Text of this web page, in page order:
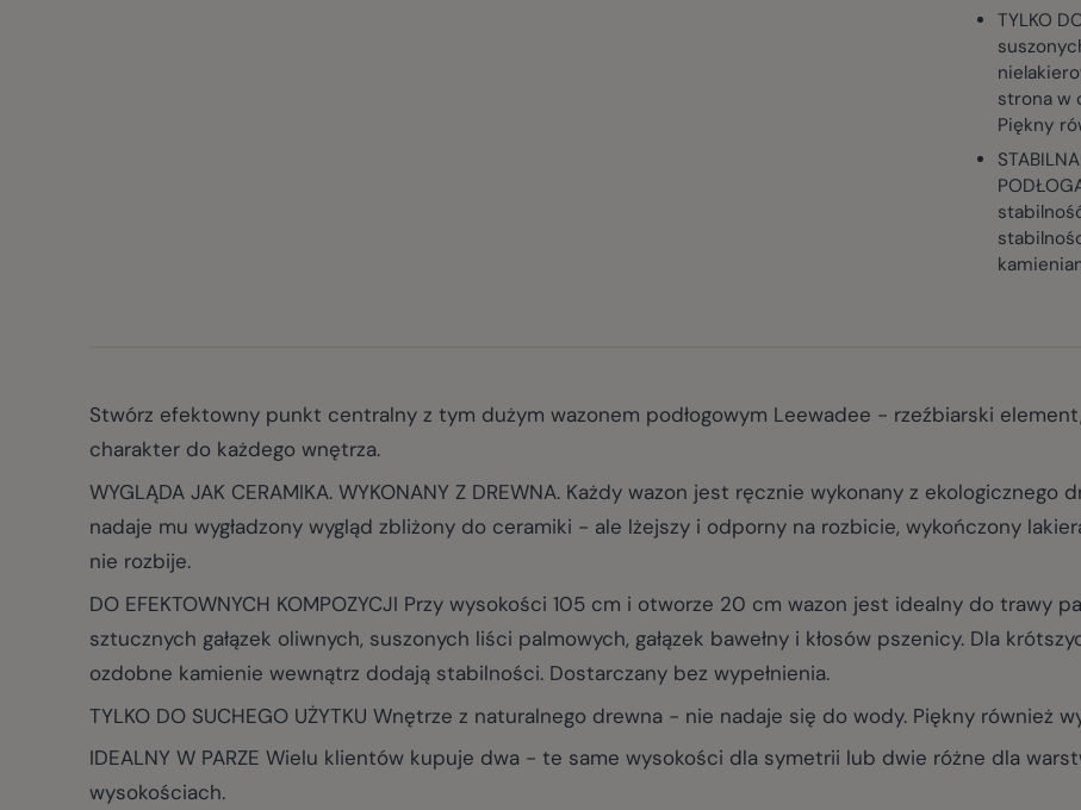
TYLKO
strona w
Piękny
Stwórz efektowny punkt centralny z tym dużym wazonem podłogowym Leewadee - rzeźbiarski
charakter do każdego wnętrza.
WYGLĄDA JAK CERAMIKA. WYKONANY Z DREWNA. Każdy wazon jest ręcznie wykonany z
nadaje mu wygładzony wygląd zbliżony do ceramiki - ale lżejszy i odporny na rozbicie, wykończony
nie rozbije.
DO EFEKTOWNYCH KOMPOZYCJI Przy wysokości 105 cm i otworze 20 cm wazon jest idealny do trawy
sztucznych gałązek oliwnych, suszonych liści palmowych, gałązek bawełny i kłosów pszenicy. Dla
ozdobne kamienie wewnątrz dodają stabilności. Dostarczany bez wypełnienia.
TYLKO DO SUCHEGO UŻYTKU Wnętrze z naturalnego drewna - nie nadaje się do wody. Piękny również
IDEALNY W PARZE Wielu klientów kupuje dwa - te same wysokości dla symetrii lub dwie różne dla
wysokościach.